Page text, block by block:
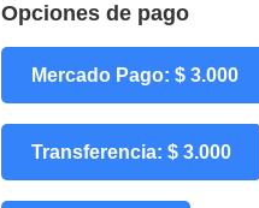
Opciones de pago
Mercado Pago: $ 3.000
Transferencia: $ 3.000